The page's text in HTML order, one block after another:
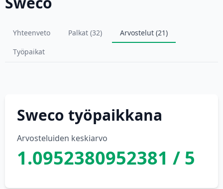
Yhteenveto Palkat (32)
Arvostelut (21)
Työpaikat
Sweco työpaikkana
Arvosteluiden keskiarvo
1.0952380952381 / 5